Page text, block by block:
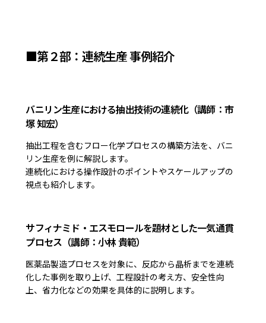
■第２部：連続生産 事例紹介
バニリン生産における抽出技術の連続化（講師：市
塚 知宏）
抽出工程を含むフロー化学プロセスの構築方法を、バニ
リン生産を例に解説します。
連続化における操作設計のポイントやスケールアップの
視点も紹介します。
サフィナミド・エスモロールを題材とした一気通貫
プロセス（講師：小林 貴範）
医薬品製造プロセスを対象に、反応から晶析までを連続
化した事例を取り上げ、工程設計の考え方、安全性向
上、省力化などの効果を具体的に説明します。